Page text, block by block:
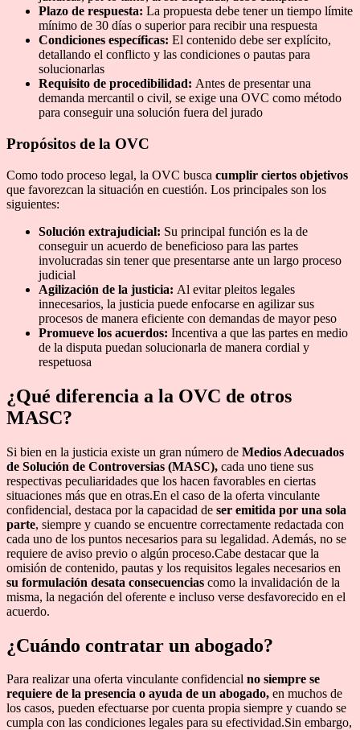
Plazo de respuesta: La propuesta debe tener un tiempo límite
mínimo de 30 días o superior para recibir una respuesta
Condiciones específicas: El contenido debe ser explícito,
detallando el conflicto y las condiciones o pautas para
solucionarlas
Requisito de procedibilidad: Antes de presentar una
demanda mercantil o civil, se exige una OVC como método
para conseguir una solución fuera del jurado
Propósitos de la OVC
Como todo proceso legal, la OVC busca cumplir ciertos objetivos
que favorezcan la situación en cuestión. Los principales son los
siguientes:
Solución extrajudicial: Su principal función es la de
conseguir un acuerdo de beneficioso para las partes
involucradas sin tener que presentarse ante un largo proceso
judicial
Agilización de la justicia: Al evitar pleitos legales
innecesarios, la justicia puede enfocarse en agilizar sus
procesos de manera eficiente con demandas de mayor peso
Promueve los acuerdos: Incentiva a que las partes en medio
de la disputa puedan solucionarla de manera cordial y
respetuosa
¿Qué diferencia a la OVC de otros
MASC?
Si bien en la justicia existe un gran número de Medios Adecuados
de Solución de Controversias (MASC), cada uno tiene sus
respectivas peculiaridades que los hacen favorables en ciertas
situaciones más que en otras.En el caso de la oferta vinculante
confidencial, destaca por la capacidad de ser emitida por una sola
parte, siempre y cuando se encuentre correctamente redactada con
cada uno de los puntos necesarios para su legalidad. Además, no se
requiere de aviso previo o algún proceso.Cabe destacar que la
omisión de contenido, pautas y los requisitos legales necesarios en
su formulación desata consecuencias como la invalidación de la
misma, la negación del oferente e incluso verse desfavorecido en el
acuerdo.
¿Cuándo contratar un abogado?
Para realizar una oferta vinculante confidencial no siempre se
requiere de la presencia o ayuda de un abogado, en muchos de
los casos, pueden efectuarse por cuenta propia siempre y cuando se
cumpla con las condiciones legales para su efectividad.Sin embargo,